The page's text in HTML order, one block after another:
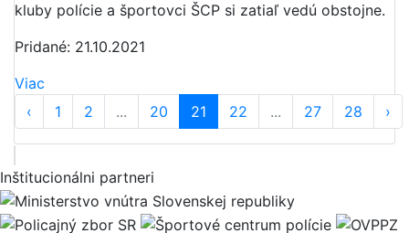
kluby polície a športovci ŠCP si zatiaľ vedú obstojne.
Pridané: 21.10.2021
Viac
‹
1 2 ... 20 21 22 ... 27 28 ›
Inštitucionálni partneri